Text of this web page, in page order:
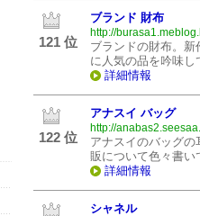
121 位
ブランド 財布
http://
ブランドの財布。
に人気の品を吟味し
詳細情報
122 位
アナスイ バッグ
http://
アナスイのバッグ
販について色々書い
詳細情報
シャネル